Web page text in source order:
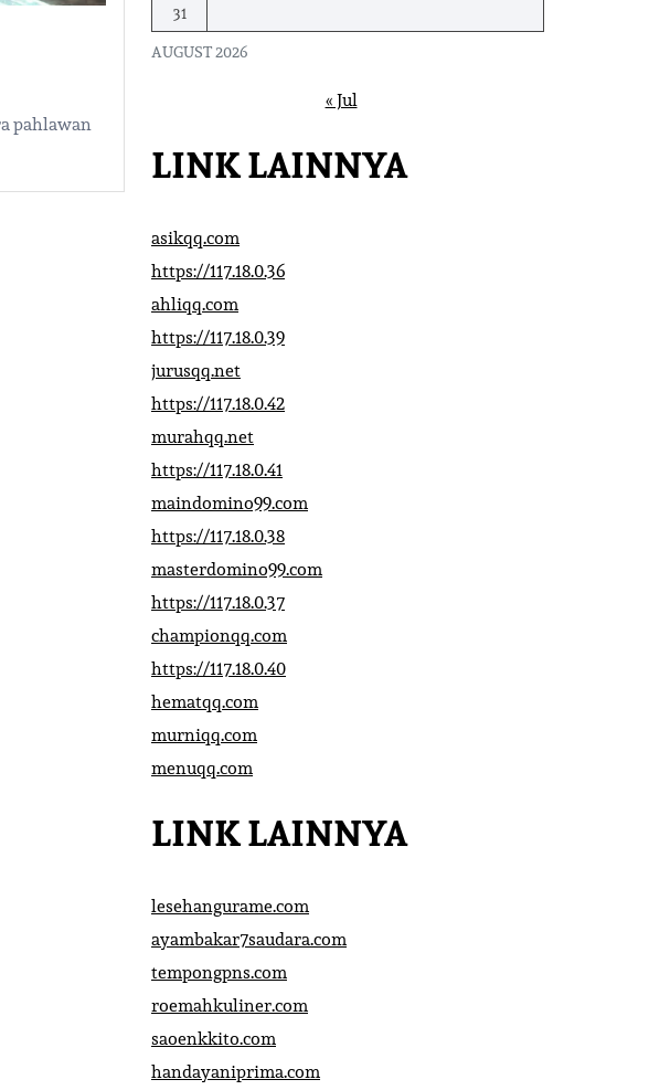
pahlawan
AUGUST 2026
31
« Jul
LINK LAINNYA
asikqq.com
https://117.18.0.36
ahliqq.com
https://117.18.0.39
jurusqq.net
https://117.18.0.42
murahqq.net
https://117.18.0.41
maindomino99.com
https://117.18.0.38
masterdomino99.com
https://117.18.0.37
championqq.com
https://117.18.0.40
hematqq.com
murniqq.com
menuqq.com
LINK LAINNYA
lesehangurame.com
ayambakar7saudara.com
tempongpns.com
roemahkuliner.com
saoenkkito.com
handayaniprima.com